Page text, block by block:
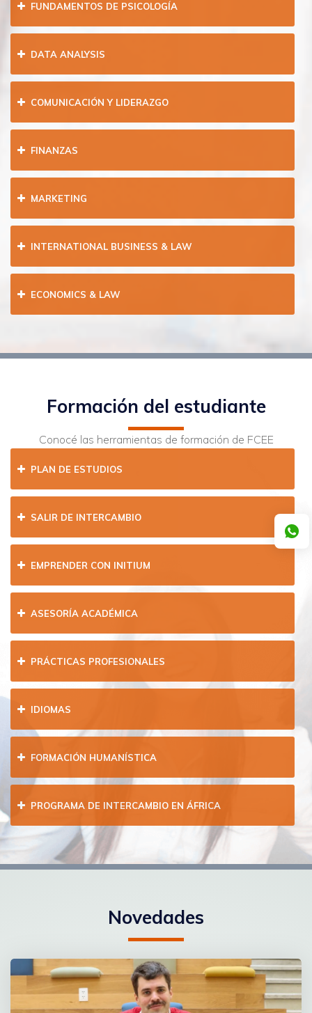
FUNDAMENTOS DE PSICOLOGÍA
DATA ANALYSIS
COMUNICACIÓN Y LIDERAZGO
FINANZAS
MARKETING
INTERNATIONAL BUSINESS & LAW
ECONOMICS & LAW
Formación del estudiante
Conocé las herramientas de formación de FCEE
PLAN DE ESTUDIOS
SALIR DE INTERCAMBIO
EMPRENDER CON INITIUM
ASESORÍA ACADÉMICA
PRÁCTICAS PROFESIONALES
IDIOMAS
FORMACIÓN HUMANÍSTICA
PROGRAMA DE INTERCAMBIO EN ÁFRICA
Novedades